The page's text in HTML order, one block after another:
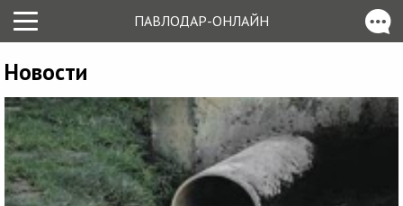
ПАВЛОДАР-ОНЛАЙН
Новости